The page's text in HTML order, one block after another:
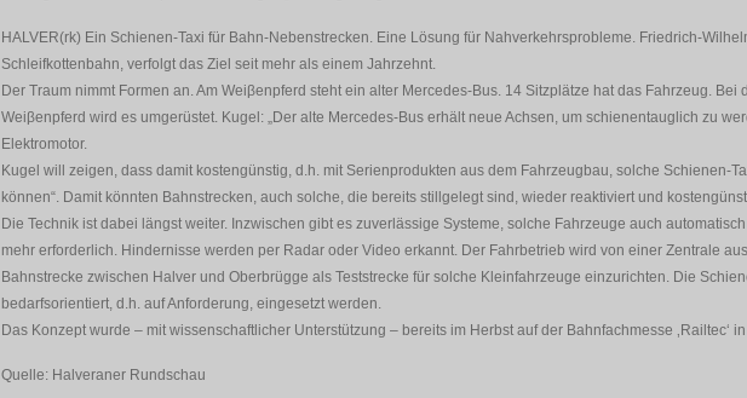
HALVER(rk) Ein Schienen-Taxi für Bahn-Nebenstrecken. Eine Lösung für Nahverkehrsprobleme. Friedrich-
Schleifkottenbahn, verfolgt das Ziel seit mehr als einem Jahrzehnt.
Der Traum nimmt Formen an. Am Weiβenpferd steht ein alter Mercedes-Bus. 14 Sitzplätze hat das Fahrzeug. Bei
Weiβenpferd wird es umgerüstet. Kugel: „Der alte Mercedes-Bus erhält neue Achsen, um schienentauglich zu
Elektromotor.
Kugel will zeigen, dass damit kostengünstig, d.h. mit Serienprodukten aus dem Fahrzeugbau, solche Schienen-
können“. Damit könnten Bahnstrecken, auch solche, die bereits stillgelegt sind, wieder reaktiviert und
Die Technik ist dabei längst weiter. Inzwischen gibt es zuverlässige Systeme, solche Fahrzeuge auch
mehr erforderlich. Hindernisse werden per Radar oder Video erkannt. Der Fahrbetrieb wird von einer Zentrale
Bahnstrecke zwischen Halver und Oberbrügge als Teststrecke für solche Kleinfahrzeuge einzurichten. Die
bedarfsorientiert, d.h. auf Anforderung, eingesetzt werden.
Das Konzept wurde – mit wissenschaftlicher Unterstützung – bereits im Herbst auf der Bahnfachmesse ‚Railtec‘
Quelle: Halveraner Rundschau